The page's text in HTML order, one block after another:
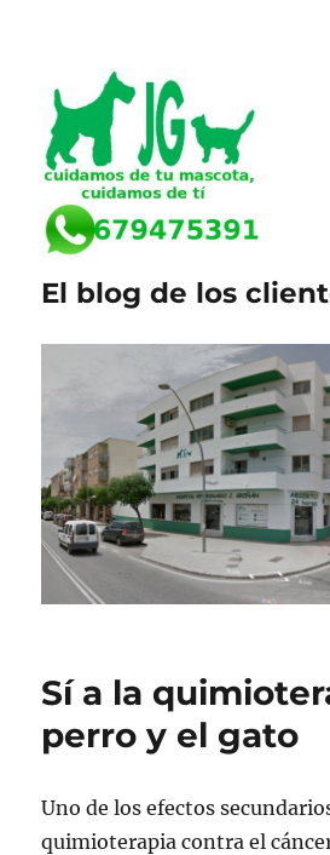
El blog de los
Sí a la
perro y el gato
Uno de los efectos
quimioterapia contra el